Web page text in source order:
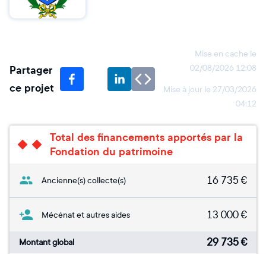
Partager
ce projet
Mise en cache le
02/08/2026 12:08
Mise à jour le 27/03/2026
04:12
Total des financements apportés par la
Fondation du patrimoine
Ancienne(s) collecte(s) 16 735 €
Mécénat et autres aides 13 000€
Montant global 29 735€